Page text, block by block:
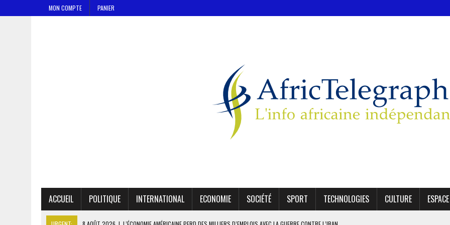
MON COMPTE PANIER
ACCUEIL POLITIQUE INTERNATIONAL ECONOMIE SOCIÉTÉ SPORT TECHNOLOGIES CULTURE